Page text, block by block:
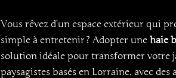
Vous rêvez d’un espace extérieur qui
simple à entretenir ? Adopter une haie
solution idéale pour transformer votre
paysagistes basés en Lorraine, avec